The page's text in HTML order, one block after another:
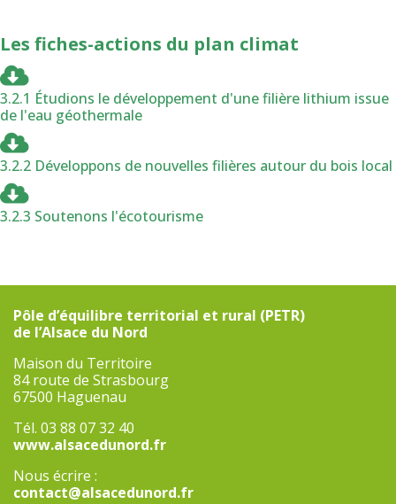
Les fiches-actions du plan climat
3.2.1 Étudions le développement d'une filière lithium issue
de l'eau géothermale
3.2.2 Développons de nouvelles filières autour du bois local
3.2.3 Soutenons l'écotourisme
Pôle d’équilibre territorial et rural (PETR)
de l’Alsace du Nord
Maison du Territoire
84 route de Strasbourg
67500 Haguenau
Tél. 03 88 07 32 40
www.alsacedunord.fr
Nous écrire :
contact@alsacedunord.fr